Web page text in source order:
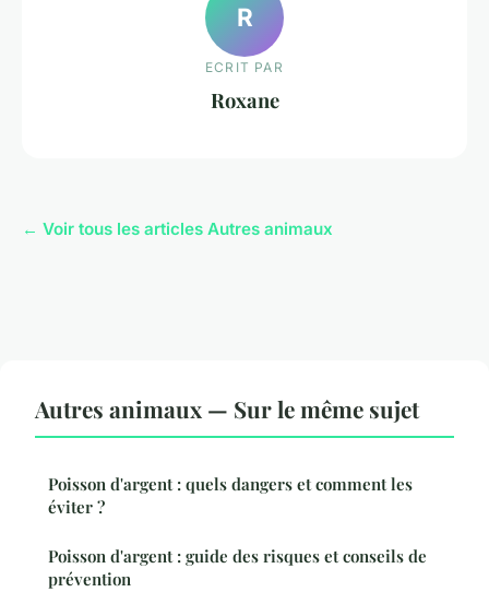
R
ECRIT PAR
Roxane
← Voir tous les articles Autres animaux
Autres animaux — Sur le même sujet
Poisson d'argent : quels dangers et comment les
éviter ?
Poisson d'argent : guide des risques et conseils de
prévention